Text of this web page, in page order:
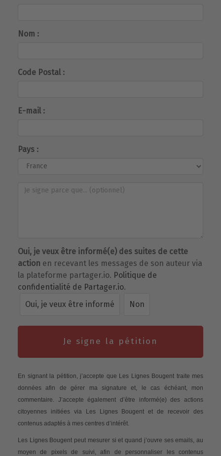
Nom :
Code Postal :
E-mail :
Pays :
Oui, je veux être informé(e) des suites de cette
action en recevant les messages de son auteur via
la plateforme partager.io. Politique de
confidentialité de Partager.io.
Oui, je veux être informé
Non
Je signe la pétition
En signant la pétition, j’accepte que Les Lignes Bougent traite mes
données afin de gérer ma signature et, le cas échéant, mon
commentaire. J’accepte également d’être informé(e) des actions
citoyennes initiées via Les Lignes Bougent et de recevoir des
contenus adaptés à mes centres d’intérêt.
Les Lignes Bougent peut mesurer si et quand j’ouvre ses emails, au
moyen de pixels de suivi, afin de personnaliser les contenus